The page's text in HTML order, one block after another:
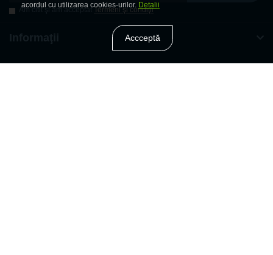
Am citit şi am acceptatTermeni şi condiţii
Informaţii
acordul cu utilizarea cookies-urilor. Detalii
Accceptă